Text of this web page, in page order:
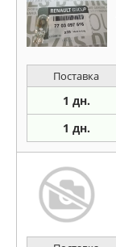
Поставка
1 дн.
1 дн.